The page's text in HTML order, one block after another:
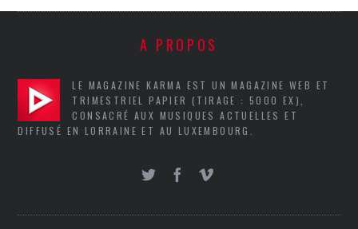
A PROPOS
LE MAGAZINE KARMA EST UN MAGAZINE WEB ET
TRIMESTRIEL PAPIER (TIRAGE : 5000 EX),
CONSACRÉ AUX MUSIQUES ACTUELLES ET
DIFFUSÉ EN LORRAINE ET AU LUXEMBOURG.